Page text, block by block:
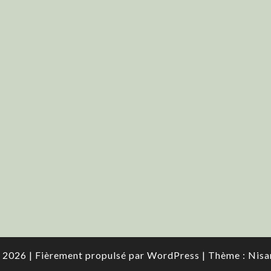
| Fièrement propulsé par WordPress | Thème :